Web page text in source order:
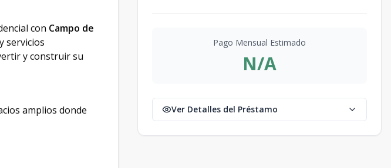
con Campo de
servicios
y construir su
amplios donde
Pago Mensual Estimado
N/A
Ver Detalles del Préstamo